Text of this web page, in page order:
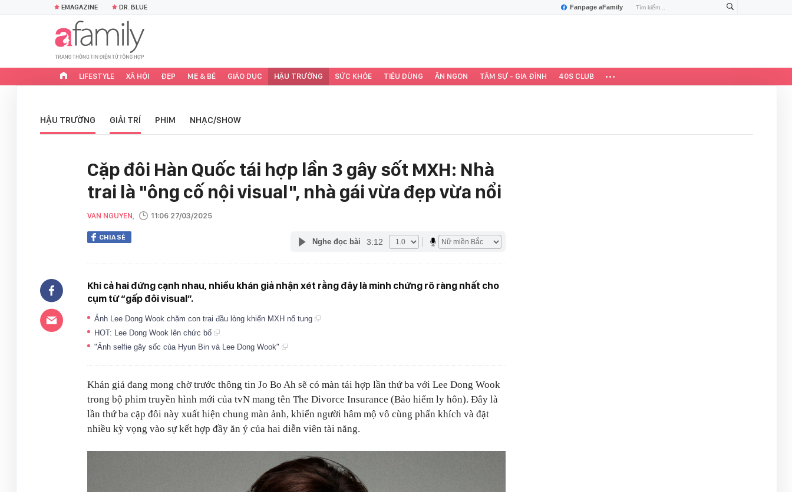
Fanpage aFamily
EMAGAZINE DR. BLUE
LIFESTYLE XÃ HỘI ĐẸP MẸ & BÉ GIÁO DỤC HẬU TRƯỜNG SỨC KHỎE TIÊU DÙNG ĂN NGON TÂM SỰ - GIA ĐÌNH 40S CLUB
HẬU TRƯỜNG GIẢI TRÍ PHIM NHẠC/SHOW
Cặp đôi Hàn Quốc tái hợp lần 3 gây sốt MXH: Nhà
trai là "ông cố nội visual", nhà gái vừa đẹp vừa nổi
VAN NGUYEN, 11:06 27/03/2025
CHIA SẺ Nghe đọc bài 3:12
Khi cả hai đứng cạnh nhau, nhiều khán giả nhận xét rằng đây là minh chứng rõ ràng nhất cho
cụm từ “gấp đôi visual”.
Ảnh Lee Dong Wook chăm con trai đầu lòng khiến MXH nổ tung
HOT: Lee Dong Wook lên chức bố
"Ảnh selfie gây sốc của Hyun Bin và Lee Dong Wook"
Khán giả đang mong chờ trước thông tin Jo Bo Ah sẽ có màn tái hợp lần thứ ba với Lee Dong Wook
trong bộ phim truyền hình mới của tvN mang tên The Divorce Insurance (Bảo hiểm ly hôn). Đây là
lần thứ ba cặp đôi này xuất hiện chung màn ảnh, khiến người hâm mộ vô cùng phấn khích và đặt
nhiều kỳ vọng vào sự kết hợp đầy ăn ý của hai diễn viên tài năng.